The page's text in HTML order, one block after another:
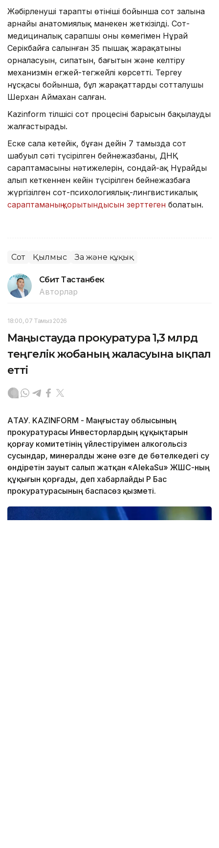
Жәбірленуші тараптың өтініші бойынша сот залына
арнайы анатомиялық манекен жеткізілді. Сот-
медициналық сарапшы оның көмегімен Нұрай
Серікбайға салынған 35 пышақ жарақатының
орналасуын, сипатын, бағытын және келтіру
механизмін егжей-тегжейлі көрсетті. Тергеу
нұсқасы бойынша, бұл жарақаттарды сотталушы
Шерхан Аймахан салған.
Kazinform тілшісі сот процесінің барысын бақылауды
жалғастырады.
Еске сала кетейік, бұған дейін 7 тамызда сот
шабуыл сәті түсірілген бейнежазбаны, ДНҚ
сараптамасының нәтижелерін, сондай-ақ Нұрайды
алып кеткеннен кейін түсірілген бейнежазбаға
жүргізілген сот-психологиялық-лингвистикалық
сараптаманың қорытындысын зерттеген болатын.
Сот Қылмыс Заң және құқық
Сәбит Тастанбек
Авторлар
18:00, 07 Тамыз 2026
Маңғыстауда прокуратура 1,3 млрд
теңгелік жобаның жалғасуына ықпал
етті
АҚТАУ. KAZINFORM - Маңғыстау облысының
прокуратурасы Инвесторлардың құқықтарын
қорғау комитетінің үйлестіруімен алкогольсіз
сусындар, минералды және өзге де бөтелкедегі су
өндіретін зауыт салып жатқан «AlekaSu» ЖШС-ның
құқығын қорғады, деп хабарлайды ҚР Бас
прокуратурасының баспасөз қызметі.